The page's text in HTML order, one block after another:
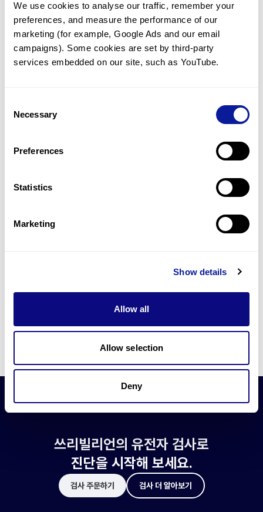
We use cookies to analyse our traffic, remember your
preferences, and measure the performance of our
marketing (for example, Google Ads and our email
campaigns). Some cookies are set by third-party
services embedded on our site, such as YouTube.
Selection
Necessary
Preferences
Statistics
Marketing
Show details
Allow all
Allow selection
Deny
임상유전학팀과 소통
궁금한 점을 임상유전학팀과 직접 논의 할 수 있습니다.
문의하기
미진단된 경우에 재분석을 통해 후속 케어를 받을 수 있습니다.
최신 유전학 정보 제공
블로그와 뉴스레터를 통해 최신 유전학 정보를 제공해 드립니다.
쓰리빌리언은 유전자 진단에 필요한 여러 기술의 개발과 도입에 힘쓰고 있습니
더 정확한 변이 해석과 높은 진단율을 위한 쓰리빌리언의 기술에 대해 알아보
쓰리빌리언의 유전자 검사로
진단을 시작해 보세요.
검사 주문하기 검사 더 알아보기